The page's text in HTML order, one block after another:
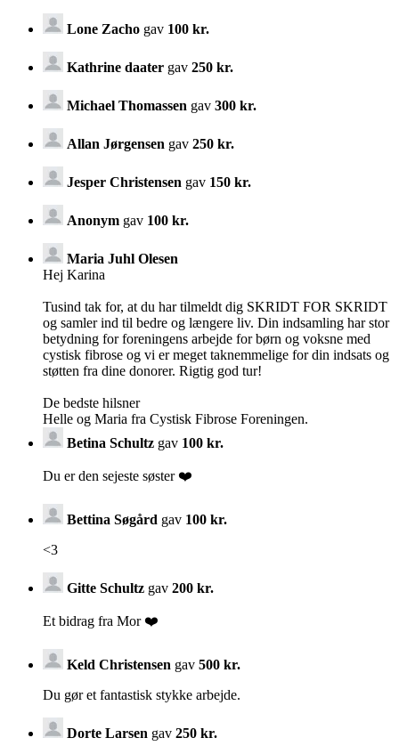
Lone Zacho gav 100 kr.
Kathrine daater gav 250 kr.
Michael Thomassen gav 300 kr.
Allan Jørgensen gav 250 kr.
Jesper Christensen gav 150 kr.
Anonym gav 100 kr.
Maria Juhl Olesen
Hej Karina
Tusind tak for, at du har tilmeldt dig SKRIDT FOR SKRIDT
og samler ind til bedre og længere liv. Din indsamling har stor
betydning for foreningens arbejde for børn og voksne med
cystisk fibrose og vi er meget taknemmelige for din indsats og
støtten fra dine donorer. Rigtig god tur!
De bedste hilsner
Helle og Maria fra Cystisk Fibrose Foreningen.
Betina Schultz gav 100 kr.
Du er den sejeste søster ❤️
Bettina Søgård gav 100 kr.
<3
Gitte Schultz gav 200 kr.
Et bidrag fra Mor ❤️
Keld Christensen gav 500 kr.
Du gør et fantastisk stykke arbejde.
Dorte Larsen gav 250 kr.